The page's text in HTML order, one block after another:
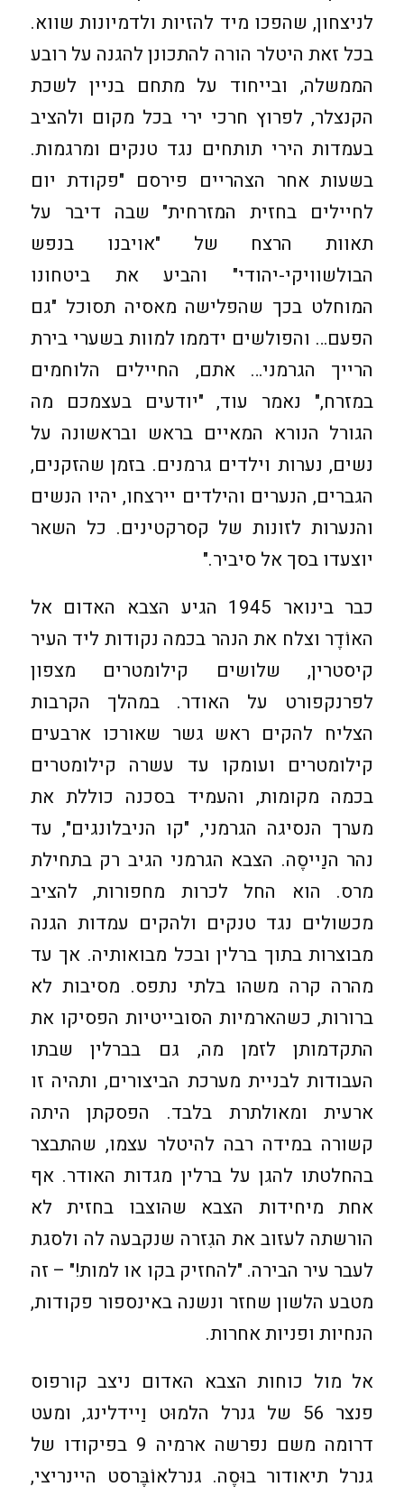
לניצחון, שהפכו מיד להזיות ולדמיונות שווא.
בכל זאת היטלר הורה להתכונן להגנה על רובע
הממשלה, ובייחוד על מתחם בניין לשכת
הקנצלר, לפרוץ חרכי ירי בכל מקום ולהציב
בעמדות הירי תותחים נגד טנקים ומרגמות.
בשעות אחר הצהריים פירסם "פקודת יום
לחיילים בחזית המזרחית" שבה דיבר על
תאוות הרצח של "אויבנו בנפש
הבולשוויקי-יהודי" והביע את ביטחונו
המוחלט בכך שהפלישה מאסיה תסוכל "גם
הפעם… והפולשים ידממו למוות בשערי בירת
הרייך הגרמני… אתם, החיילים הלוחמים
במזרח," נאמר עוד, "יודעים בעצמכם מה
הגורל הנורא המאיים בראש ובראשונה על
נשים, נערות וילדים גרמנים. בזמן שהזקנים,
הגברים, הנערים והילדים יירצחו, יהיו הנשים
והנערות לזונות של קסרקטינים. כל השאר
יוצעדו בסך אל סיביר."
כבר בינואר 1945 הגיע הצבא האדום אל
האוֹדֶר וצלח את הנהר בכמה נקודות ליד העיר
קיסטרין, שלושים קילומטרים מצפון
לפרנקפורט על האודר. במהלך הקרבות
הצליח להקים ראש גשר שאורכו ארבעים
קילומטרים ועומקו עד עשרה קילומטרים
בכמה מקומות, והעמיד בסכנה כוללת את
מערך הנסיגה הגרמני, "קו הניבלונגים", עד
נהר הנַייסֶה. הצבא הגרמני הגיב רק בתחילת
מרס. הוא החל לכרות מחפורות, להציב
מכשולים נגד טנקים ולהקים עמדות הגנה
מבוצרות בתוך ברלין ובכל מבואותיה. אך עד
מהרה קרה משהו בלתי נתפס. מסיבות לא
ברורות, כשהארמיות הסובייטיות הפסיקו את
התקדמותן לזמן מה, גם בברלין שבתו
העבודות לבניית מערכת הביצורים, ותהיה זו
ארעית ומאולתרת בלבד. הפסקתן היתה
קשורה במידה רבה להיטלר עצמו, שהתבצר
בהחלטתו להגן על ברלין מגדות האודר. אף
אחת מיחידות הצבא שהוצבו בחזית לא
הורשתה לעזוב את הגִזרה שנקבעה לה ולסגת
לעבר עיר הבירה. "להחזיק בקו או למות!" – זה
מטבע הלשון שחזר ונשנה באינספור פקודות,
הנחיות ופניות אחרות.
אל מול כוחות הצבא האדום ניצב קורפוס
פנצר 56 של גנרל הלמוּט וַיידלינג, ומעט
דרומה משם נפרשה ארמיה 9 בפיקודו של
גנרל תיאודור בוּסֶה. גנרלאוֹבֶּרסט היינריצי,